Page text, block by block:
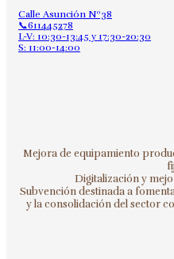
Calle Asunción Nº38
📞611445278
L-V: 10:30-13:45 y 17:30-20:30
S: 11:00-14:00
Mejora de equipamiento
Digitalización y
Subvención destinada a
y la consolidación del sector